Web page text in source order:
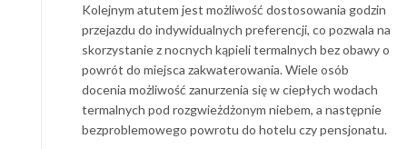
Kolejnym atutem jest możliwość dostosowania godzin
przejazdu do indywidualnych preferencji, co pozwala na
skorzystanie z nocnych kąpieli termalnych bez obawy o
powrót do miejsca zakwaterowania. Wiele osób
docenia możliwość zanurzenia się w ciepłych wodach
termalnych pod rozgwieżdżonym niebem, a następnie
bezproblemowego powrotu do hotelu czy pensjonatu.